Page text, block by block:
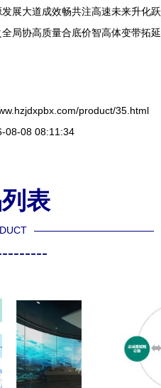
展大道成效畅共注高速未来升化跃
局协高质量合底价智高体变带拓延
product/35.html
08-08 08:11:34
表